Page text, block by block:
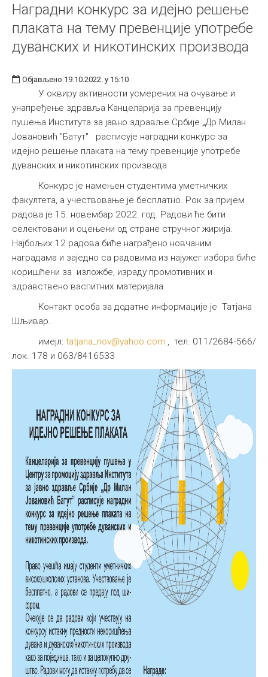
Наградни конкурс за идејно решење
плаката на тему превенције употребе
дуванских и никотинских производа
Објављено 19.10.2022. у 15:10
У оквиру активности усмерених на очување и
унапређење здравља Канцеларија за превенцију
пушења Института за јавно здравље Србије „Др Милан
Јовановић "Батут" расписује наградни конкурс за
идејно решење плаката на тему превенције употребе
дуванских и никотинских производа.
Конкурс је намењен студентима уметничких
факултета, а учествовање је бесплатно. Рок за пријем
радова је 15. новембар 2022. год. Радови ће бити
селектовани и оцењени од стране стручног жирија.
Најбољих 12 радова биће награђено новчаним
наградама и заједно са радовима из најужег избора биће
коришћени за изложбе, израду промотивних и
здравствено васпитних материјала.
Контакт особа за додатне информације је Татјана
Шљивар.
имејл: tatjana_nov@yahoo.com , тел. 011/2684-566/
лок. 178 и 063/8416533